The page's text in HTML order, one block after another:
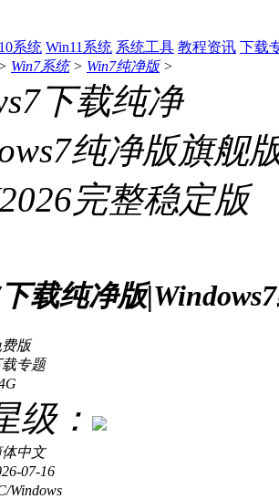
系统 Win11系统 系统工具 教程资讯 下载
Win7系统> Win7纯净版>
下载纯净版
版
专题
级：
中文
07-16
Windows